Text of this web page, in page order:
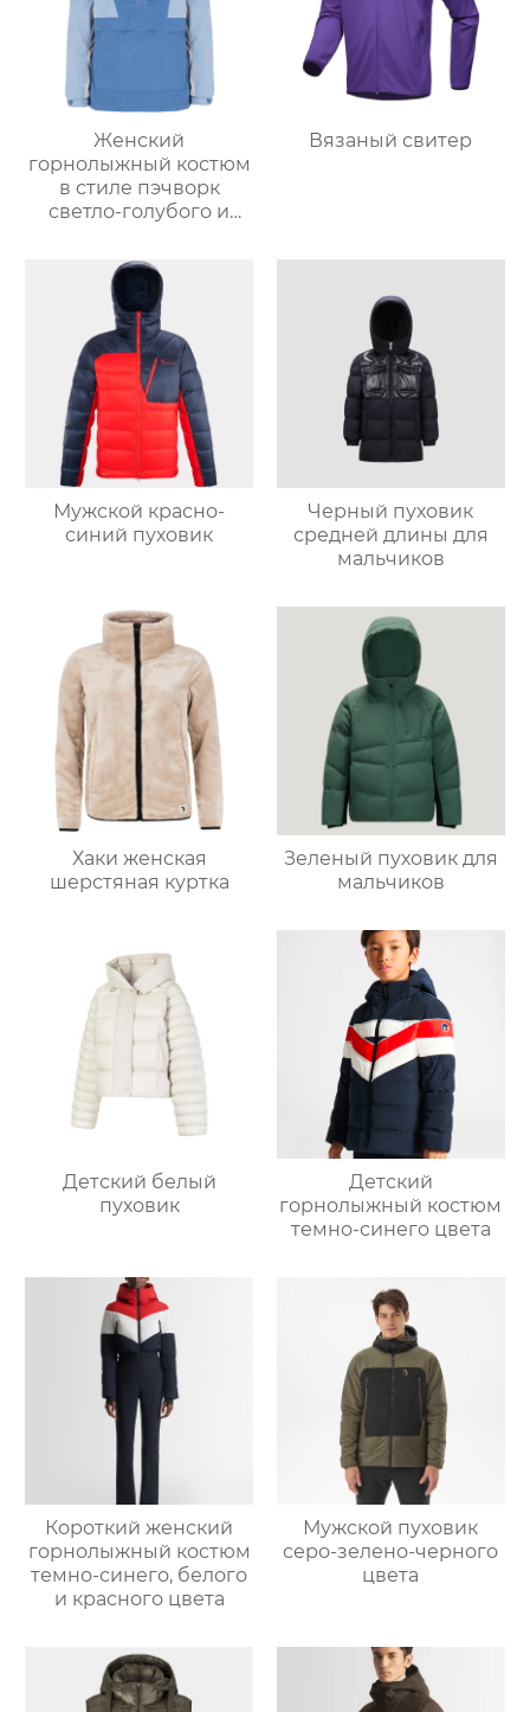
Женский
горнолыжный костюм
в стиле пэчворк
светло-голубого и
цвета
Вязаный свитер
Мужской красно-
синий пуховик
Черный пуховик
средней длины для
мальчиков
Хаки женская
шерстяная куртка
Зеленый пуховик для
мальчиков
Детский белый
пуховик
Детский
горнолыжный костюм
темно-синего цвета
Короткий женский
горнолыжный костюм
темно-синего, белого
и красного цвета
Мужской пуховик
серо-зелено-черного
цвета